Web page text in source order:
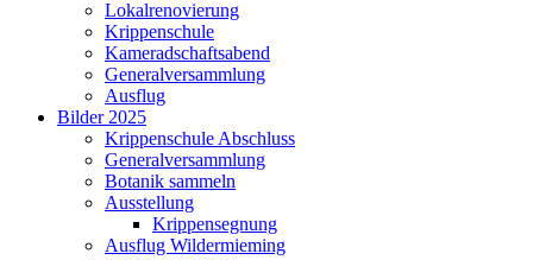
Lokalrenovierung
Krippenschule
Kameradschaftsabend
Generalversammlung
Ausflug
Bilder 2025
Krippenschule Abschluss
Generalversammlung
Botanik sammeln
Ausstellung
Krippensegnung
Ausflug Wildermieming